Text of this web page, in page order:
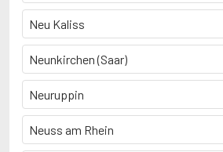
Neu Kaliss
Neunkirchen (Saar)
Neuruppin
Neuss am Rhein